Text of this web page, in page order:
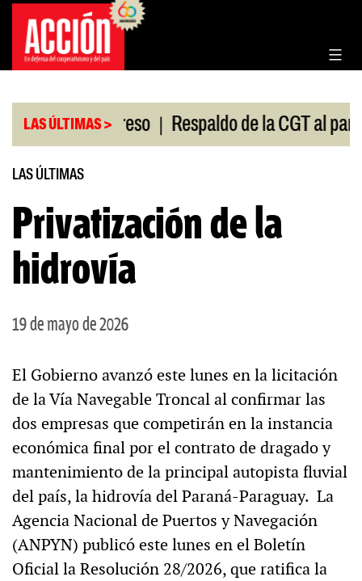
Saltar
contenido
LAS ÚLTIMAS >
en el Congreso | Respaldo de la CGT al paro
LAS ÚLTIMAS
Privatización de la
hidrovía
19 de mayo de 2026
El Gobierno avanzó este lunes en la licitación
de la Vía Navegable Troncal al confirmar las
dos empresas que competirán en la instancia
económica final por el contrato de dragado y
mantenimiento de la principal autopista fluvial
del país, la hidrovía del Paraná-Paraguay. La
Agencia Nacional de Puertos y Navegación
(ANPYN) publicó este lunes en el Boletín
Oficial la Resolución 28/2026, que ratifica la